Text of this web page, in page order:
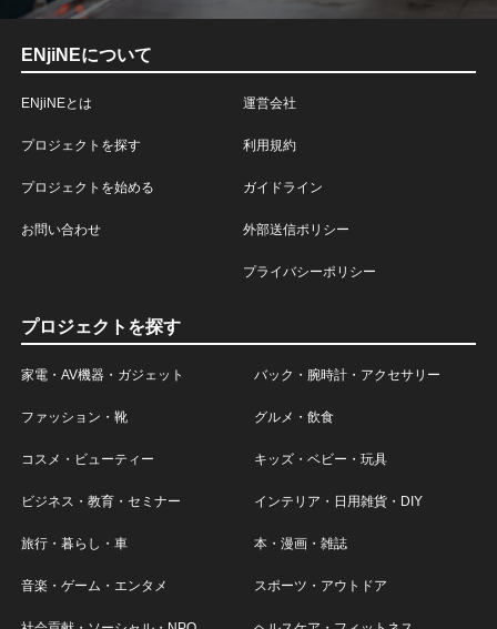
ENjiNEについて
ENjiNEとは
プロジェクトを探す
プロジェクトを始める
お問い合わせ
運営会社
利用規約
ガイドライン
外部送信ポリシー
プライバシーポリシー
プロジェクトを探す
家電・AV機器・ガジェット バック・腕時計・アクセサリー
ファッション・靴 グルメ・飲食
コスメ・ビューティー キッズ・ベビー・玩具
ビジネス・教育・セミナー インテリア・日用雑貨・DIY
旅行・暮らし・車 本・漫画・雑誌
音楽・ゲーム・エンタメ スポーツ・アウトドア